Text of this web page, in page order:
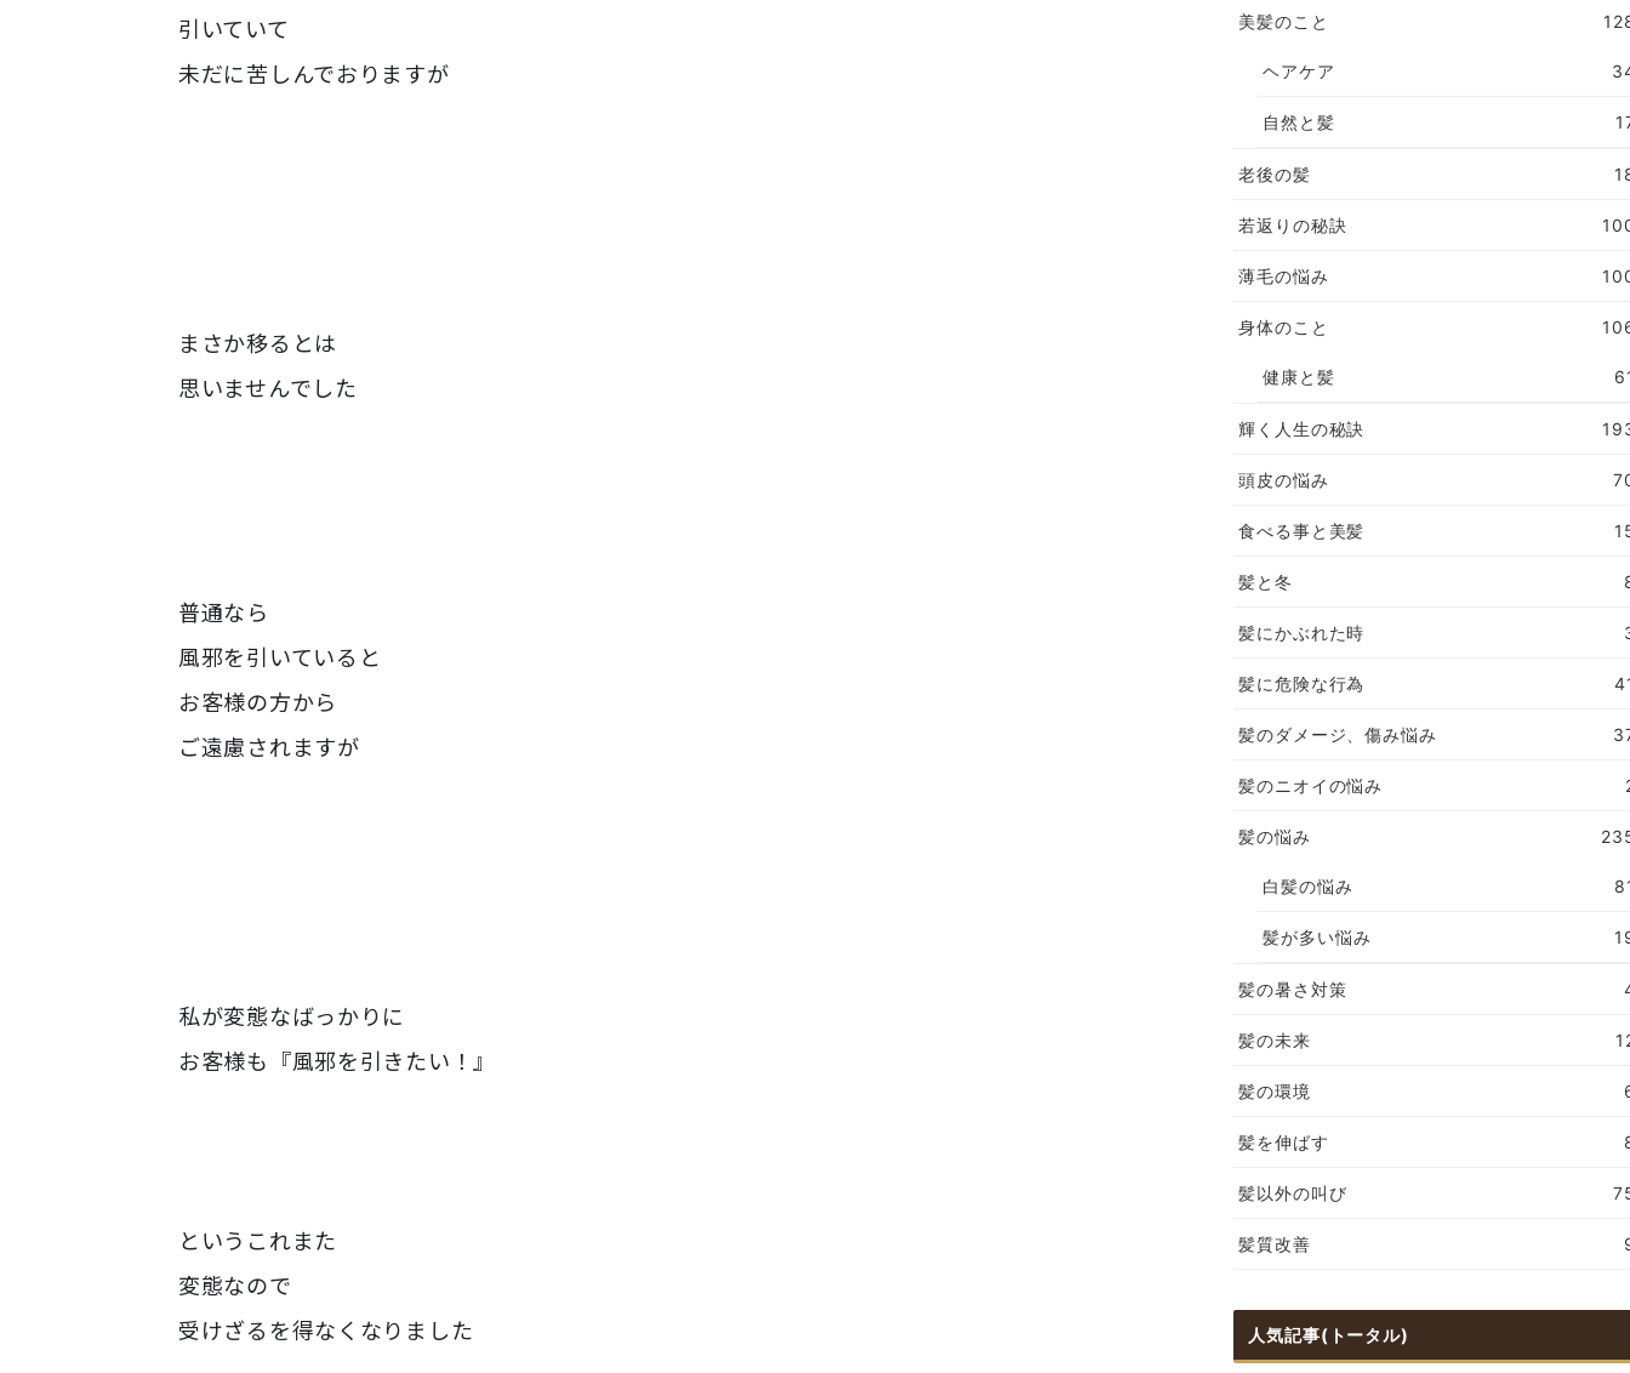
引いていて
未だに苦しんでおりますが
まさか移るとは
思いませんでした
普通なら
風邪を引いていると
お客様の方から
ご遠慮されますが
私が変態なばっかりに
お客様も『風邪を引きたい！』
というこれまた
変態なので
受けざるを得なくなりました
美髪のこと
ヘアケア
自然と髪
老後の髪
若返りの秘訣
薄毛の悩み
身体のこと
健康と髪
輝く人生の秘訣
頭皮の悩み
食べる事と美髪
髪と冬
髪にかぶれた時
髪に危険な行為
髪のダメージ、傷み悩み
髪のニオイの悩み
髪の悩み
白髪の悩み
髪が多い悩み
髪の暑さ対策
髪の未来
髪の環境
髪を伸ばす
髪以外の叫び
髪質改善
人気記事(トータル)